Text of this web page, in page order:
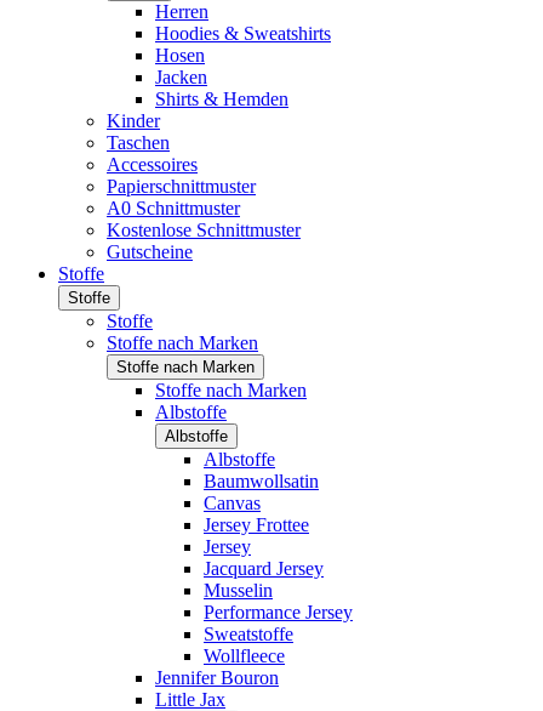
Herren
Hoodies & Sweatshirts
Hosen
Jacken
Shirts & Hemden
Kinder
Taschen
Accessoires
Papierschnittmuster
A0 Schnittmuster
Kostenlose Schnittmuster
Gutscheine
Stoffe
Stoffe
Stoffe
Stoffe nach Marken
Stoffe nach Marken
Stoffe nach Marken
Albstoffe
Albstoffe
Albstoffe
Baumwollsatin
Canvas
Jersey Frottee
Jersey
Jacquard Jersey
Musselin
Performance Jersey
Sweatstoffe
Wollfleece
Jennifer Bouron
Little Jax